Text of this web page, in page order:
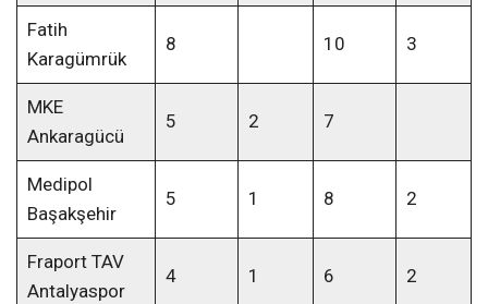
Fatih
Karagümrük
8 10 3
MKE
Ankaragücü
5 2 7
Medipol
Başakşehir
5 1 8 2
Fraport TAV
Antalyaspor
4 1 6 2